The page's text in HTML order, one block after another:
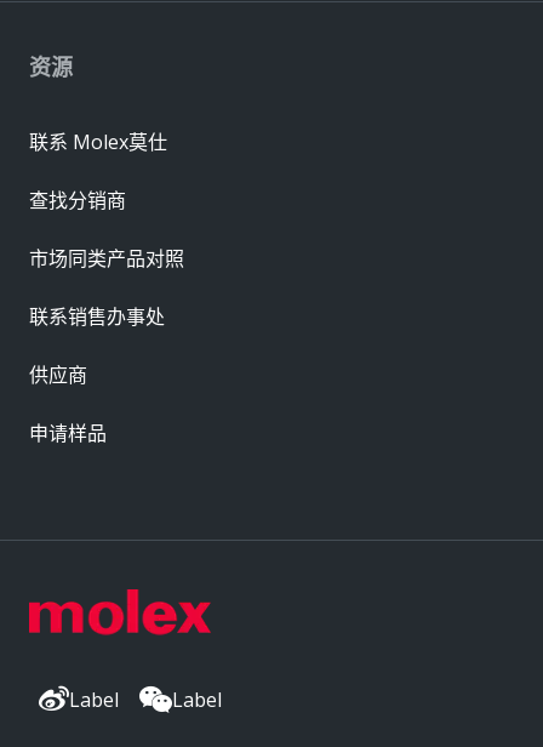
Label Label
资源
联系 Molex莫仕
查找分销商
市场同类产品对照
联系销售办事处
供应商
申请样品